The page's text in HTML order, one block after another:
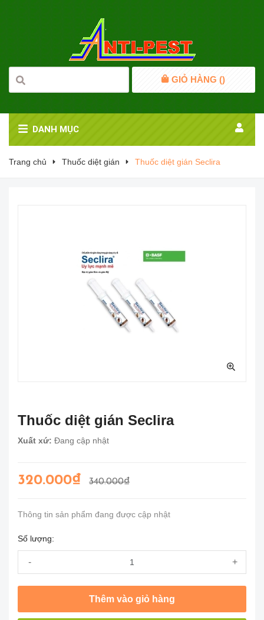
GIỎ HÀNG ()
DANH MỤC
Trang chủ Thuốc diệt gián Thuốc diệt gián Seclira
Thuốc diệt gián Seclira
Xuất xứ: Đang cập nhật
320.000₫ 340.000₫
Thông tin sản phẩm đang được cập nhật
Số lượng:
- +
Thêm vào giỏ hàng